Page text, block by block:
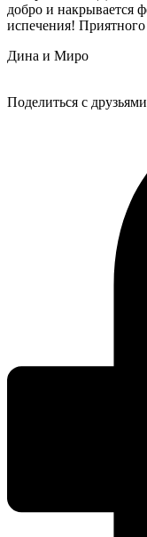
добро и накрывается
испечения! Приятного
Дина и Миро
Поделиться с